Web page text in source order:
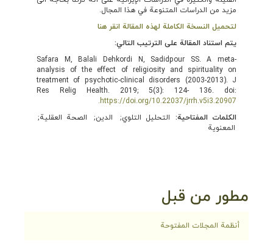
مزيد من الدراسات المتنوعة في هذا المجال.
لتحميل النسخة الكاملة لهذه المقالة انقر هنا
يتم استناد المقالة على الترتيب التالي:
Safara M, Balali Dehkordi N, Sadidpour SS. A meta-
analysis of the effect of religiosity and spirituality on
treatment of psychotic-clinical disorders (2003-2013). J
Res Relig Health. 2019; 5(3): 124- 136. doi:
https://doi.org/10.22037/jrrh.v5i3.20907.
الكلمات المفتاحية:
التحليل التلوي الدين
الصحة العقلية
المعنوية
مطور من قبل
أنظمة المجلات المفتوحة